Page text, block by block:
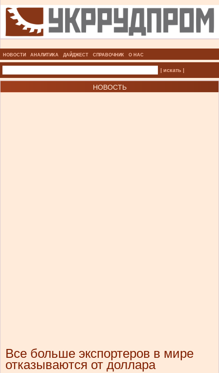
НОВОСТИ АНАЛИТИКА ДАЙДЖЕСТ СПРАВОЧНИК О НАС
| искать |
НОВОСТЬ
Все больше экспортеров в мире
отказываются от доллара